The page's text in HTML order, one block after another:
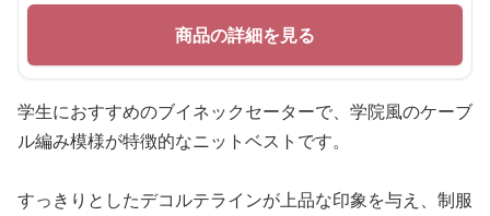
商品の詳細を見る
学生におすすめのブイネックセーターで、学院風のケーブ
ル編み模様が特徴的なニットベストです。
すっきりとしたデコルテラインが上品な印象を与え、制服